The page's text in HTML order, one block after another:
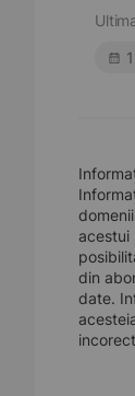
acestui
din
date.